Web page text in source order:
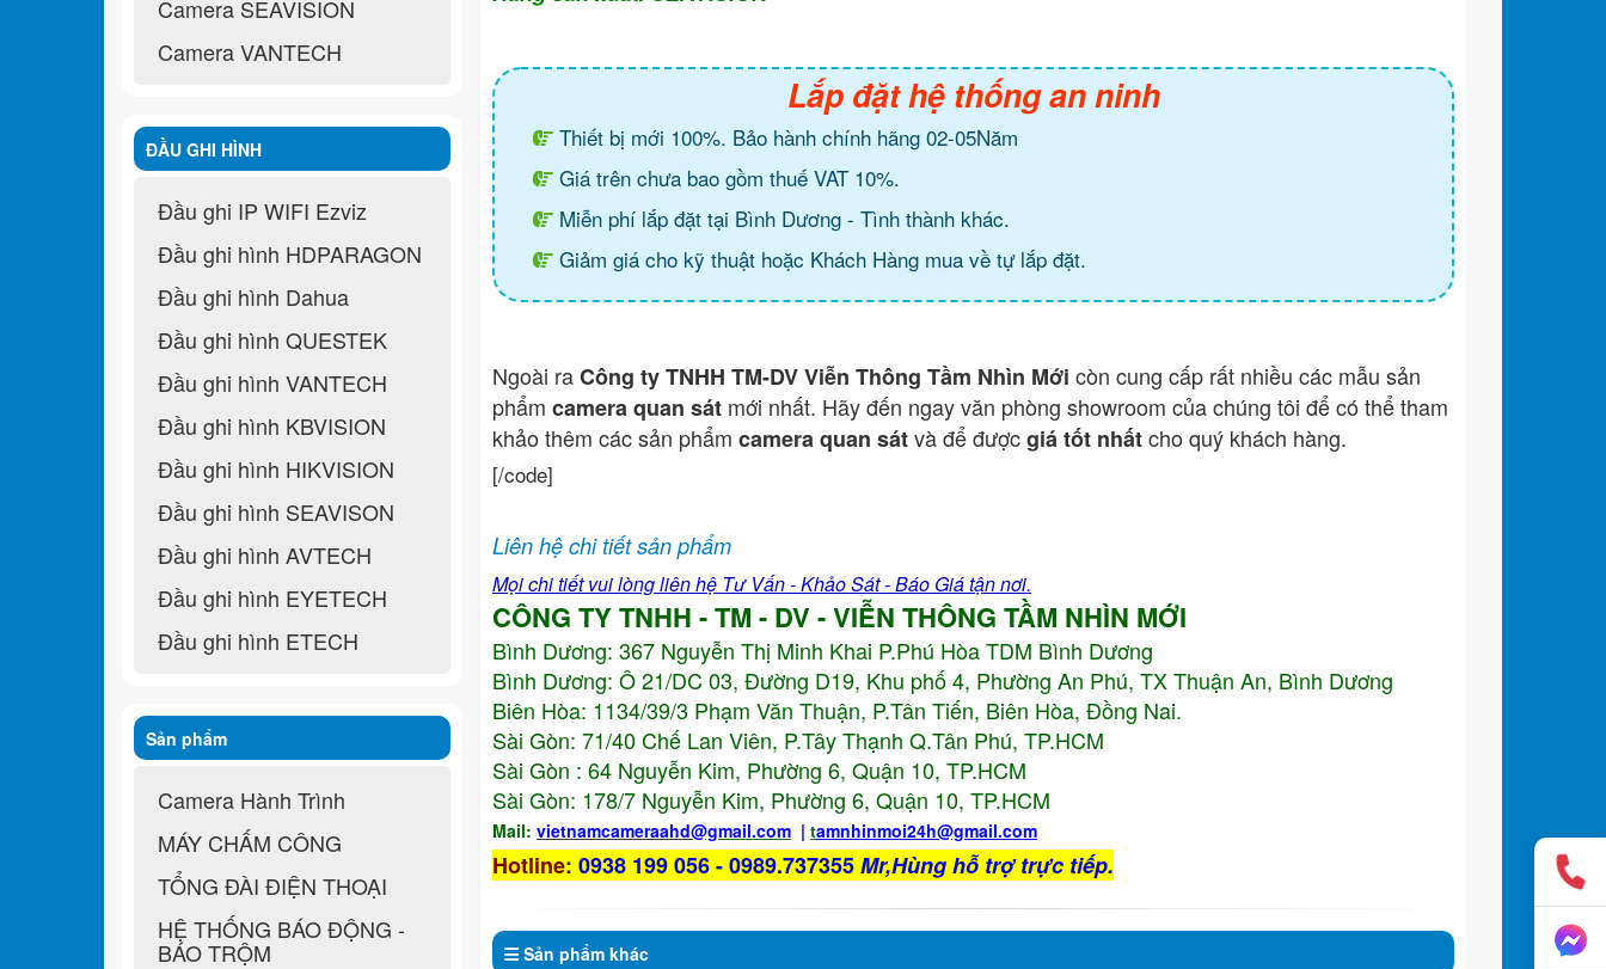
Lắp đặt hệ thống an ninh
Thiết bị mới 100%. Bảo hành chính hãng 02-05Năm
Giá trên chưa bao gồm thuế VAT 10%.
Miễn phí lắp đặt tại Bình Dương - Tình thành khác.
Giảm giá cho kỹ thuật hoặc Khách Hàng mua về tự lắp đặt.
Ngoài raCông ty TNHH TM-DV Viễn Thông Tầm Nhìn Mới còn cung cấp rất nhiều các mẫu sản
phẩm camera quan sát mới nhất. Hãy đến ngay văn phòng showroom của chúng tôi để có thể tham
khảo thêm các sản phẩm camera quan sátvà để đượcgiá tốt nhấtcho quý khách hàng.
[/code]
Liên hệ chi tiết sản phẩm
Mọi chi tiết vui lòng liên hệ Tư Vấn - Khảo Sát - Báo Giá tận nơi.
CÔNG TY TNHH - TM - DV - VIỄN THÔNG TẦM NHÌN MỚI
Bình Dương: 367 Nguyễn Thị Minh Khai P.Phú Hòa TDM Bình Dương
Bình Dương: Ô 21/DC 03, Đường D19, Khu phố 4, Phường An Phú, TX Thuận An, Bình Dương
Biên Hòa: 1134/39/3 Phạm Văn Thuận, P.Tân Tiến, Biên Hòa, Đồng Nai.
Sài Gòn: 71/40 Chế Lan Viên, P.Tây Thạnh Q.Tân Phú, TP.HCM
Sài Gòn : 64 Nguyễn Kim, Phường 6, Quận 10, TP.HCM
Sài Gòn: 178/7 Nguyễn Kim, Phường 6, Quận 10, TP.HCM
Mail: vietnamcameraahd@gmail.com | tamnhinmoi24h@gmail.com
Hotline: 0938 199 056 - 0989.737355Mr,Hùng hỗ trợ trực tiếp.
Sản phẩm khác
Camera SEAVISION
Camera VANTECH
ĐẦU GHI HÌNH
Đầu ghi IP WIFI Ezviz
Đầu ghi hình HDPARAGON
Đầu ghi hình Dahua
Đầu ghi hình QUESTEK
Đầu ghi hình VANTECH
Đầu ghi hình KBVISION
Đầu ghi hình HIKVISION
Đầu ghi hình SEAVISON
Đầu ghi hình AVTECH
Đầu ghi hình EYETECH
Đầu ghi hình ETECH
Sản phẩm
Camera Hành Trình
MÁY CHẤM CÔNG
TỔNG ĐÀI ĐIỆN THOẠI
HỆ THỐNG BÁO ĐỘNG -
BÁO TRỘM